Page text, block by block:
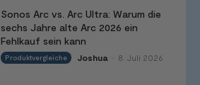
Sonos Arc vs. Arc Ultra: Warum die
sechs Jahre alte Arc 2026 ein
Fehlkauf sein kann
Produktvergleiche Joshua 8. Juli 2026